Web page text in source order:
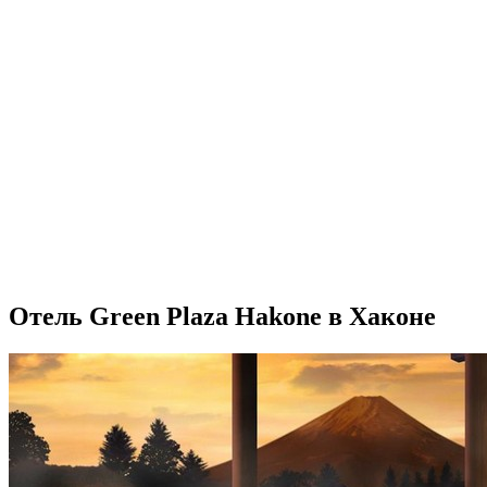
Отель Green Plaza Hakone в Хаконе